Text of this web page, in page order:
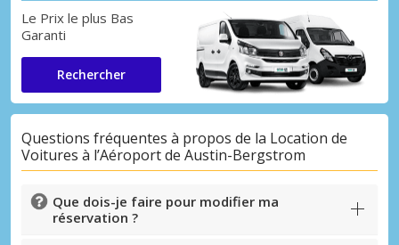
Le Prix le plus Bas
Garanti
Rechercher
Questions fréquentes à propos de la Location de
Voitures à l’Aéroport de Austin-Bergstrom
Que dois-je faire pour modifier ma
réservation ?